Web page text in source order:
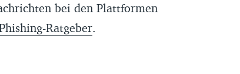
bei den Plattformen
Ratgeber.